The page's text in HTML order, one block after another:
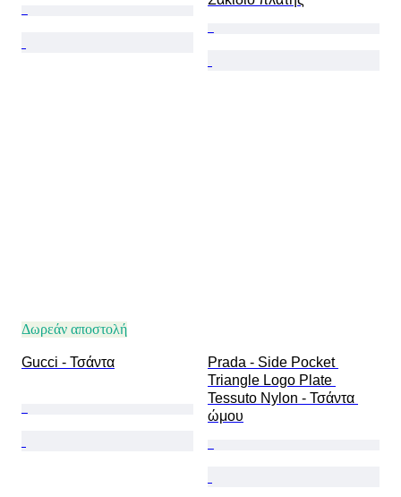
Δωρεάν αποστολή
Gucci - Τσάντα
Prada - Side Pocket
Triangle Logo Plate
Tessuto Nylon - Τσάντα
ώμου